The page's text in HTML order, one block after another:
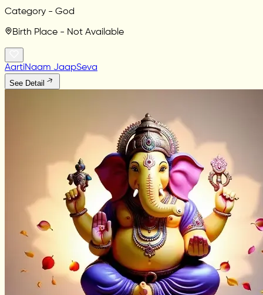
Category - God
Birth Place - Not Available
AartiNaam JaapSeva
See Detail